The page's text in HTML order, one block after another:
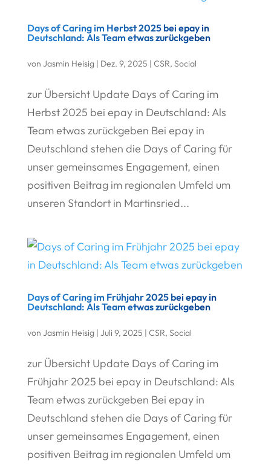
Days of Caring im Herbst 2025 bei epay in
Deutschland: Als Team etwas zurückgeben
von Jasmin Heisig| Dez. 9, 2025 | CSR, Social
zur Übersicht Update Days of Caring im
Herbst 2025 bei epay in Deutschland: Als
Team etwas zurückgeben Bei epay in
Deutschland stehen die Days of Caring für
unser gemeinsames Engagement, einen
positiven Beitrag im regionalen Umfeld um
unseren Standort in Martinsried...
Days of Caring im Frühjahr 2025 bei epay in
Deutschland: Als Team etwas zurückgeben
von Jasmin Heisig| Juli 9, 2025 | CSR, Social
zur Übersicht Update Days of Caring im
Frühjahr 2025 bei epay in Deutschland: Als
Team etwas zurückgeben Bei epay in
Deutschland stehen die Days of Caring für
unser gemeinsames Engagement, einen
positiven Beitrag im regionalen Umfeld um